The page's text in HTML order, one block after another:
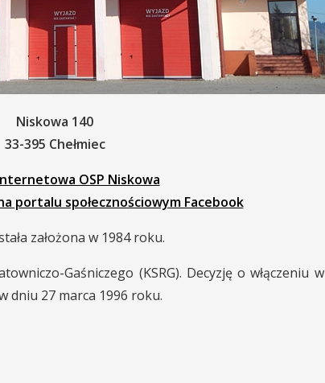
Niskowa 140
33-395 Chełmiec
OSP Niskowa
portalu społecznościowym Facebook
założona w 1984 roku.
Gaśniczego (KSRG). Decyzję o włączeniu
dniu 27 marca 1996 roku.